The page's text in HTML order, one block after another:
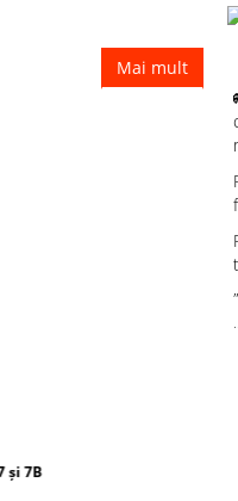
Mai mult
Programul